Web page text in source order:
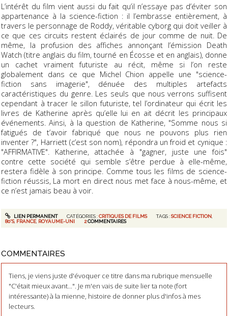
L’intérêt du film vient aussi du fait qu’il n’essaye pas d’éviter son
appartenance à la science-fiction : il l’embrasse entièrement, à
travers le personnage de Roddy, véritable cyborg qui doit veiller à
ce que ces circuits restent éclairés de jour comme de nuit. De
même, la profusion des affiches annonçant l’émission Death
Watch (titre anglais du film, tourné en Écosse et en anglais), donne
un cachet vraiment futuriste au récit, même si l’on reste
globalement dans ce que Michel Chion appelle une "science-
fiction sans imagerie", dénuée des multiples artefacts
caractéristiques du genre. Les seuls que nous verrons suffisent
cependant à tracer le sillon futuriste, tel l’ordinateur qui écrit les
livres de Katherine après qu’elle lui en ait décrit les principaux
événements. Ainsi, à la question de Katherine, "Somme nous si
fatigués de t’avoir fabriqué que nous ne pouvons plus rien
inventer ?", Harriett (c’est son nom), répondra un froid et cynique :
"AFFIRMATIVE". Katherine, attachée à "gagner, juste une fois"
contre cette société qui semble s’être perdue à elle-même,
restera fidèle à son principe. Comme tous les films de science-
fiction réussis, La mort en directnous met face à nous-même, et
ce n’est jamais beau à voir.
LIEN PERMANENT CATÉGORIES :CRITIQUES DE FILMS TAGS :SCIENCE FICTION
80'S, FRANCE ROYAUME-UNI 2COMMENTAIRES
COMMENTAIRES
Tiens, je viens juste d'évoquer ce titre dans ma rubrique mensuelle
"C'était mieux avant...". Je m'en vais de suite lier ta note (fort
intéressante) à la mienne, histoire de donner plus d'infos à mes
lecteurs.